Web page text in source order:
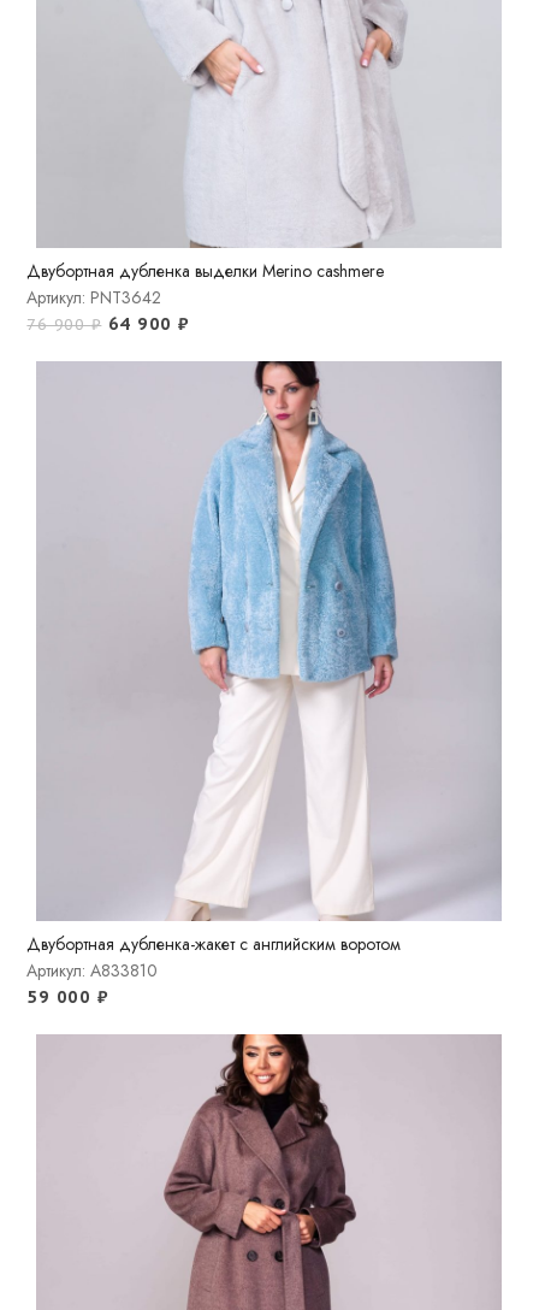
Двубортная дубленка выделки Merino cashmere
Артикул: PNT3642
76 900₽ 64 900₽
Двубортная дубленка-жакет с английским воротом
Артикул: A833810
59 000 ₽